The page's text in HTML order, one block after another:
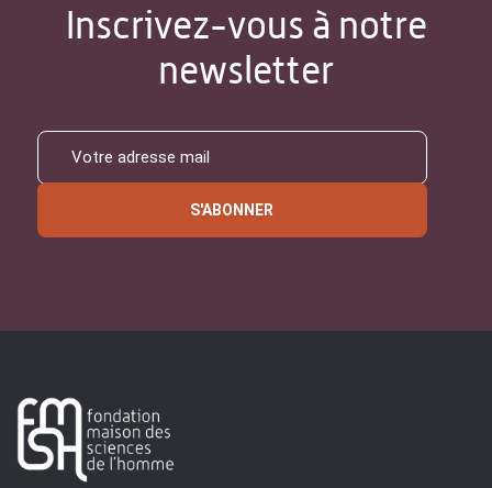
Inscrivez-vous à notre
newsletter
S'ABONNER